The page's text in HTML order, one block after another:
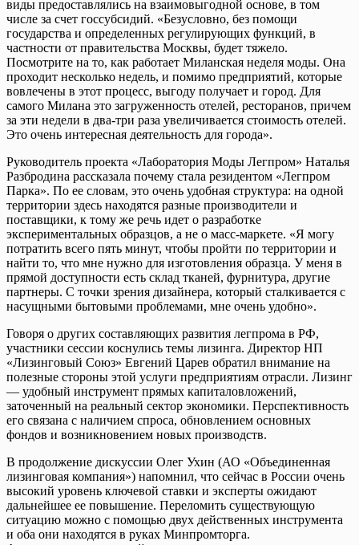
виды предоставлялись на взаимовыгодной основе, в том
числе за счет госсубсидий. «Безусловно, без помощи
государства и определенных регулирующих функций, в
частности от правительства Москвы, будет тяжело.
Посмотрите на то, как работает Миланская неделя моды. Она
проходит несколько недель, и помимо предприятий, которые
вовлечены в этот процесс, выгоду получает и город. Для
самого Милана это загруженность отелей, ресторанов, причем
за эти недели в два-три раза увеличивается стоимость отелей.
Это очень интересная деятельность для города».
Руководитель проекта «Лаборатория Моды Легпром» Наталья
Разбродина рассказала почему стала резидентом «Легпром
Парка». По ее словам, это очень удобная структура: на одной
территории здесь находятся разные производители и
поставщики, к тому же речь идет о разработке
экспериментальных образцов, а не о масс-маркете. «Я могу
потратить всего пять минут, чтобы пройти по территории и
найти то, что мне нужно для изготовления образца. У меня в
прямой доступности есть склад тканей, фурнитура, другие
партнеры. С точки зрения дизайнера, который сталкивается с
насущными бытовыми проблемами, мне очень удобно».
Говоря о других составляющих развития легпрома в РФ,
участники сессии коснулись темы лизинга. Директор НП
«Лизинговый Союз» Евгений Царев обратил внимание на
полезные стороны этой услуги предприятиям отрасли. Лизинг
— удобный инструмент прямых капиталовложений,
заточенный на реальный сектор экономики. Перспективность
его связана с наличием спроса, обновлением основных
фондов и возникновением новых производств.
В продолжение дискуссии Олег Ухин (АО «Объединенная
лизинговая компания») напомнил, что сейчас в России очень
высокий уровень ключевой ставки и эксперты ожидают
дальнейшее ее повышение. Переломить существующую
ситуацию можно с помощью двух действенных инструмента
и оба они находятся в руках Минпромторга.